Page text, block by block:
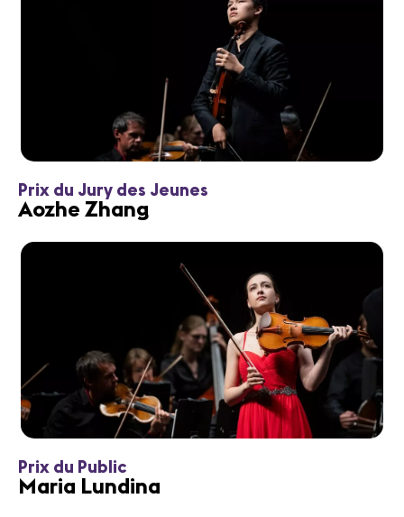
Prix du Jury des Jeunes
Aozhe Zhang
Prix du Public
Maria Lundina